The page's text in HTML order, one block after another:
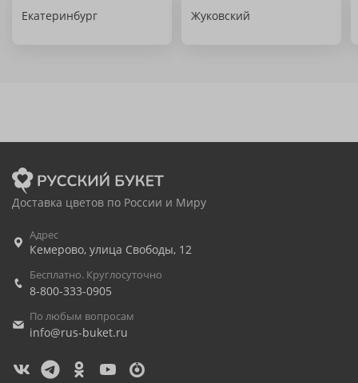
Екатеринбург Жуковский
Доставка цветов по России и Миру
Адрес
Кемерово, улица Свободы, 12
Бесплатно. Круглосуточно
8-800-333-0905
По любым вопросам
info@rus-buket.ru